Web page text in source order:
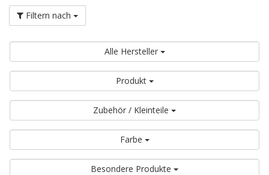
Filtern nach
Alle Hersteller
Produkt
Zubehör / Kleinteile
Farbe
Besondere Produkte